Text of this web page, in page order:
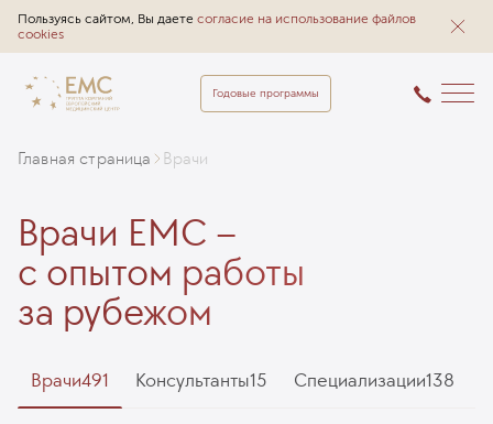
Пользуясь сайтом, Вы даете согласие на использование файлов
cookies
Годовые программы
Главная страница Врачи
Врачи EMC –
с опытом работы
за рубежом
Врачи491 Консультанты15 Специализации138